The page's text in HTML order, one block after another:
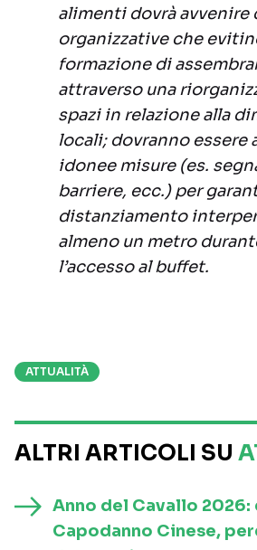
alimenti dovrà avvenire
organizzative che
formazione di
attraverso una
spazi in relazione alla
locali; dovranno essere
idonee misure (es.
barriere, ecc.) per
distanziamento
almeno un metro
l’accesso al buffet.
ATTUALITÀ
ALTRI ARTICOLI SU
Anno del Cavallo 2026:
Capodanno Cinese,